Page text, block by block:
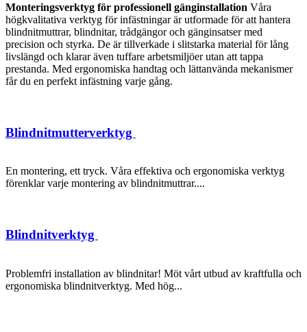
Monteringsverktyg för professionell gänginstallation Våra
högkvalitativa verktyg för infästningar är utformade för att hantera
blindnitmuttrar, blindnitar, trådgängor och gänginsatser med
precision och styrka. De är tillverkade i slitstarka material för lång
livslängd och klarar även tuffare arbetsmiljöer utan att tappa
prestanda. Med ergonomiska handtag och lättanvända mekanismer
får du en perfekt infästning varje gång.
Blindnitmutterverktyg
En montering, ett tryck. Våra effektiva och ergonomiska verktyg
förenklar varje montering av blindnitmuttrar....
Blindnitverktyg
Problemfri installation av blindnitar! Möt vårt utbud av kraftfulla och
ergonomiska blindnitverktyg. Med hög...